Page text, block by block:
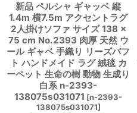
新品 ペルシャ ギャッベ 縦
1.4m 横7.5m アクセントラグ
2人掛けソファ サイズ 138 ×
75 cm No.2393 肉厚 天然 ウ
ール ギャベ 手織り リーズバフ
ト ハンドメイド ラグ 絨毯 カ
ーペット 生命の樹 動物 生成り
白系 n-2393-
138075s031071 [n-2393-
138075s031071]